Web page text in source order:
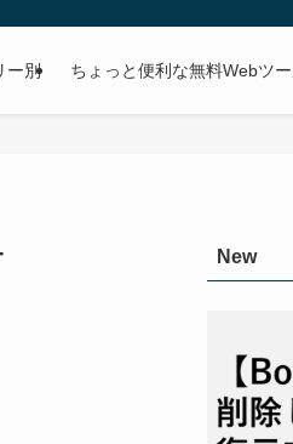
ー別 ちょっと便利な無料Webツ
New